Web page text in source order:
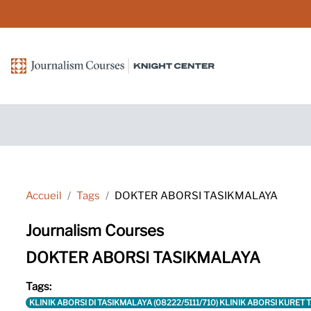
Accueil Tags DOKTER ABORSI TASIKMALAYA
Journalism Courses
DOKTER ABORSI TASIKMALAYA
Tags:
KLINIK ABORSI DI TASIKMALAYA (08222/5111/710) KLINIK ABORSI